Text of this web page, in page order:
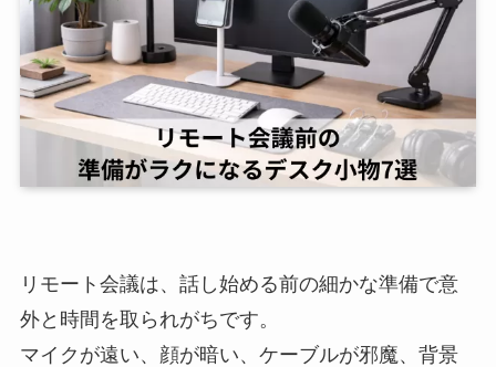
リモート会議は、話し始める前の細かな準備で意
外と時間を取られがちです。
マイクが遠い、顔が暗い、ケーブルが邪魔、背景